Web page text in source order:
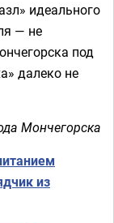
идеального
— не
под
далеко не
Мончегорска
из